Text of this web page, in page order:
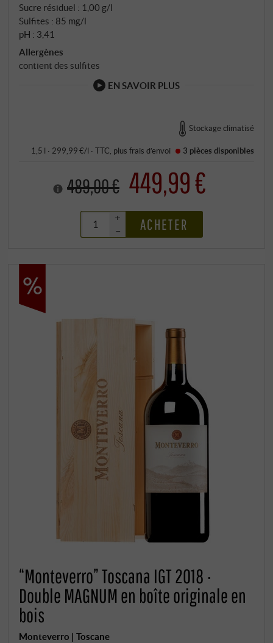
Sucre résiduel : 1,00 g/l
Sulfites : 85 mg/l
pH : 3,41
Allergènes
contient des sulfites
EN SAVOIR PLUS
Stockage climatisé
1,5 l · 299,99 €/l ·TTC , plusfrais d’envoi 3 pièces disponibles
489,00 € 449,99 €
+
–
ACHETER
“Monteverro” Toscana IGT 2018 ·
Double MAGNUM en boîte originale en
bois
Monteverro | Toscane